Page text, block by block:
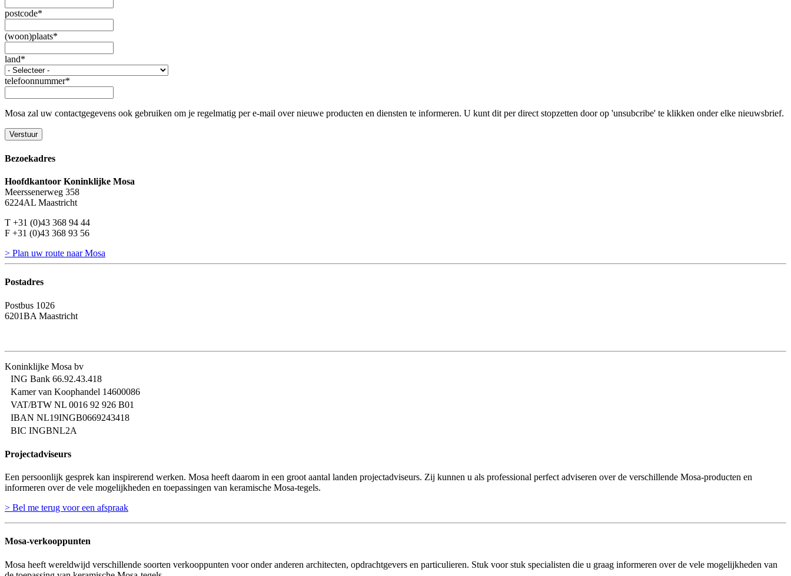
postcode*
(woon)plaats*
land*
telefoonnummer*
Mosa zal uw contactgegevens ook gebruiken om je regelmatig per e-mail over nieuwe producten en diensten te informeren. U kunt dit per direct stopzetten door op 'unsubcribe' te klikken onder elke nieuwsbrief.
Bezoekadres
Hoofdkantoor Koninklijke Mosa
Meerssenerweg 358
6224AL Maastricht
T +31 (0)43 368 94 44
F +31 (0)43 368 93 56
> Plan uw route naar Mosa
Postadres
Postbus 1026
6201BA Maastricht
Koninklijke Mosa bv
ING Bank 66.92.43.418
Kamer van Koophandel 14600086
VAT/BTW NL 0016 92 926 B01
IBAN NL19INGB0669243418
BIC INGBNL2A
Projectadviseurs
Een persoonlijk gesprek kan inspirerend werken. Mosa heeft daarom in een groot aantal landen projectadviseurs. Zij kunnen u als professional perfect adviseren over de verschillende Mosa-producten en
informeren over de vele mogelijkheden en toepassingen van keramische Mosa-tegels.
> Bel me terug voor een afspraak
Mosa-verkooppunten
Mosa heeft wereldwijd verschillende soorten verkooppunten voor onder anderen architecten, opdrachtgevers en particulieren. Stuk voor stuk specialisten die u graag informeren over de vele mogelijkheden van